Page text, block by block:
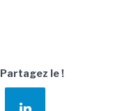
Partagez le !